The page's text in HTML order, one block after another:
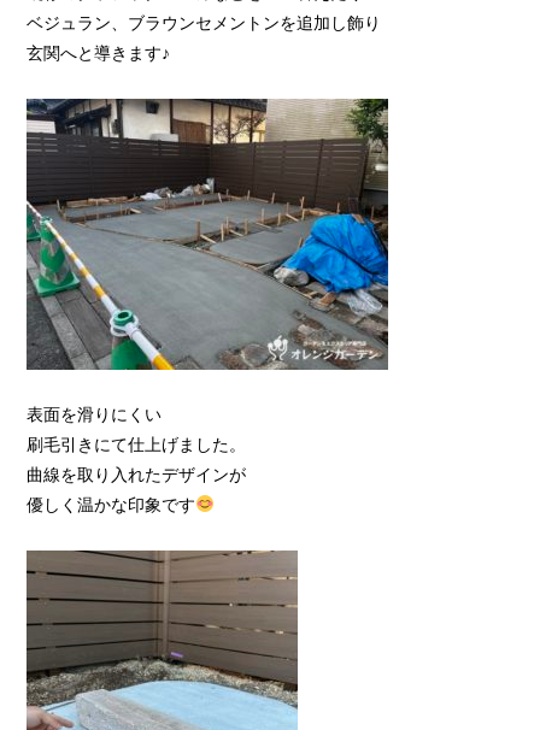
ベジュラン、ブラウンセメントンを追加し飾り
玄関へと導きます♪
表面を滑りにくい
刷毛引きにて仕上げました。
曲線を取り入れたデザインが
優しく温かな印象です